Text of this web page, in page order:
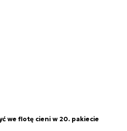
we flotę cieni w 20. pakiecie